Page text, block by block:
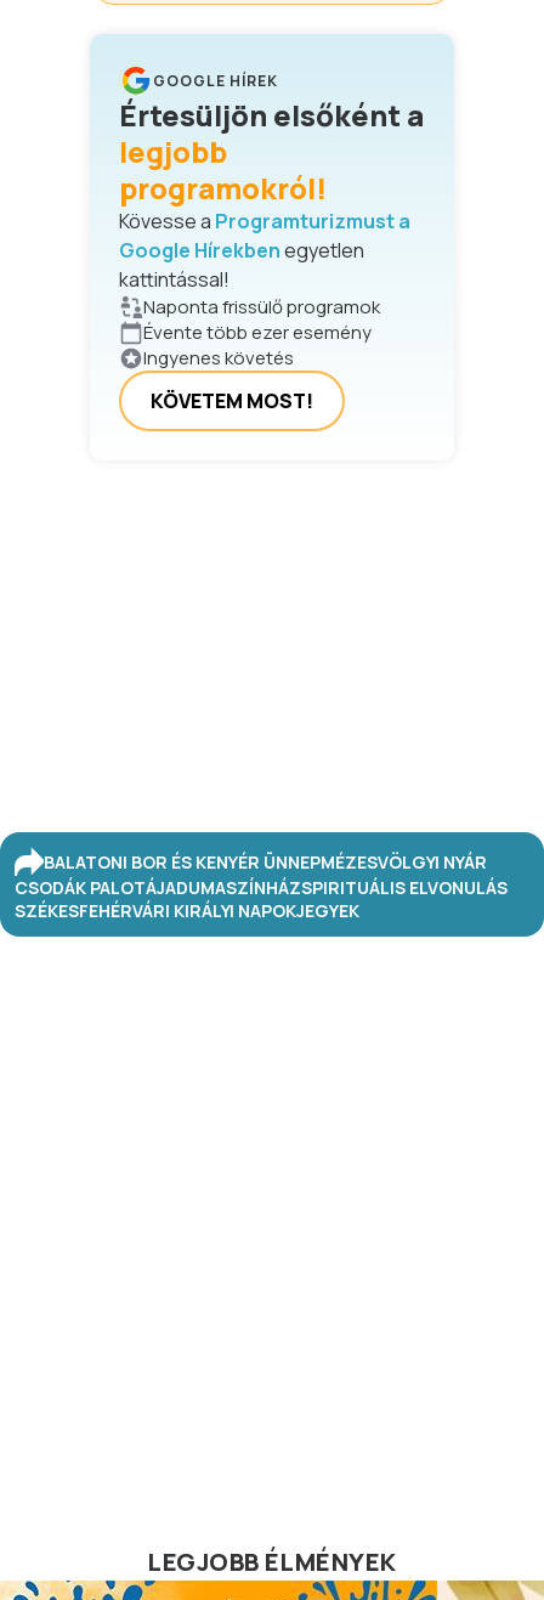
GOOGLE HÍREK
Értesüljön elsőként a
legjobb
programokról!
Kövesse a Programturizmust a
Google Hírekbenegyetlen
kattintással!
Naponta frissülő programok
Évente több ezer esemény
Ingyenes követés
KÖVETEM MOST!
BALATONI BOR ÉS KENYÉR ÜNNEPMÉZESVÖLGYI NYÁR
CSODÁK PALOTÁJADUMASZÍNHÁZSPIRITUÁLIS ELVONULÁS
SZÉKESFEHÉRVÁRI KIRÁLYI NAPOKJEGYEK
LEGJOBB ÉLMÉNYEK